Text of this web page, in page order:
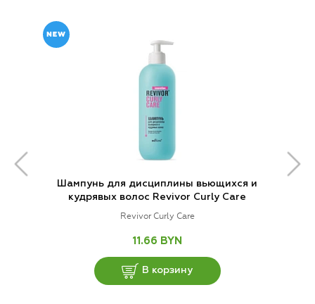
Шампунь для дисциплины вьющихся и
кудрявых волос Revivor Curly Care
Revivor Curly Care
11.66 BYN
В корзину